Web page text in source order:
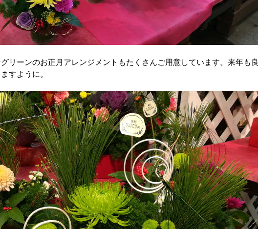
リーンのお正月アレンジメントもたくさんご用意しています。来年も良
すように。